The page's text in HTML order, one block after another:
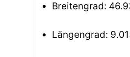
Breitengrad:
Längengrad: